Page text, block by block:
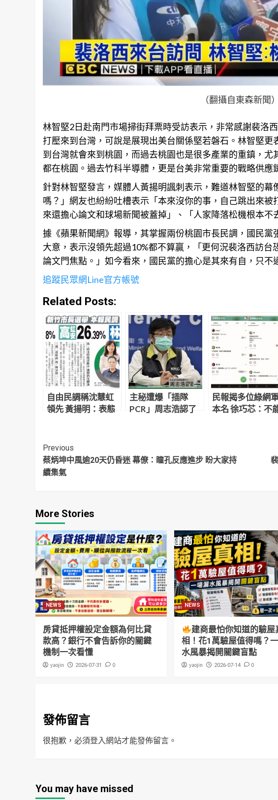
（翻攝自東森新聞）
林智堅2日赴南門市場掃街拜票時受訪表示，非常感謝裴洛
打壓來到台灣，可說是展現出美台關係堅若磐石。林智堅
到台灣就會來到桃園，而過去桃園也是很多產業的重鎮，
都在桃園。過去竹科半導體，更是台美非常重要的戰略供應
針對林智堅發言，媒體人黃揚明諷刺表示，難道林智堅的
嗎？」網友也紛紛吐槽表示「本來沒你的事，自己跳出來
來還擔心論文和球場新聞被蓋掉」、「人家降落松機根本不
據《蘋果新聞網》報導，其掌握兩份桃園市長民調，國民
大意，表示沒領先超過10%都不算贏，「更何況裴洛西訪
論文門焦點。」如今看來，國民黨的擔心是其來有自，只不
追蹤民眾網Line官方帳號
Related Posts:
自由民調稱沈慧虹
領先 黃揚明：表態
主秘遭爆「插隊
PCR」周志浩認了
民報揭多位綠網
本名 徐巧芯：不
Continue
Reading
Previous
蔡炳坤中風逾20天仍昏迷 幕僚：瞳孔反應進步 盼大家持
續集氣
More Stories
NEWS
房貸抵押權設定金額為何比貸
款高？銀行不會告訴你的關鍵
機制一次看懂
yaojin 2026-07-31 0
NEWS
建商最怕你知道的驗屋
相！花1萬驗屋值得嗎？
水風暴揭開關鍵盲點
yaojin 2026-07-14 0
發佈留言
很抱歉，必須登入網站才能發佈留言。
You may have missed